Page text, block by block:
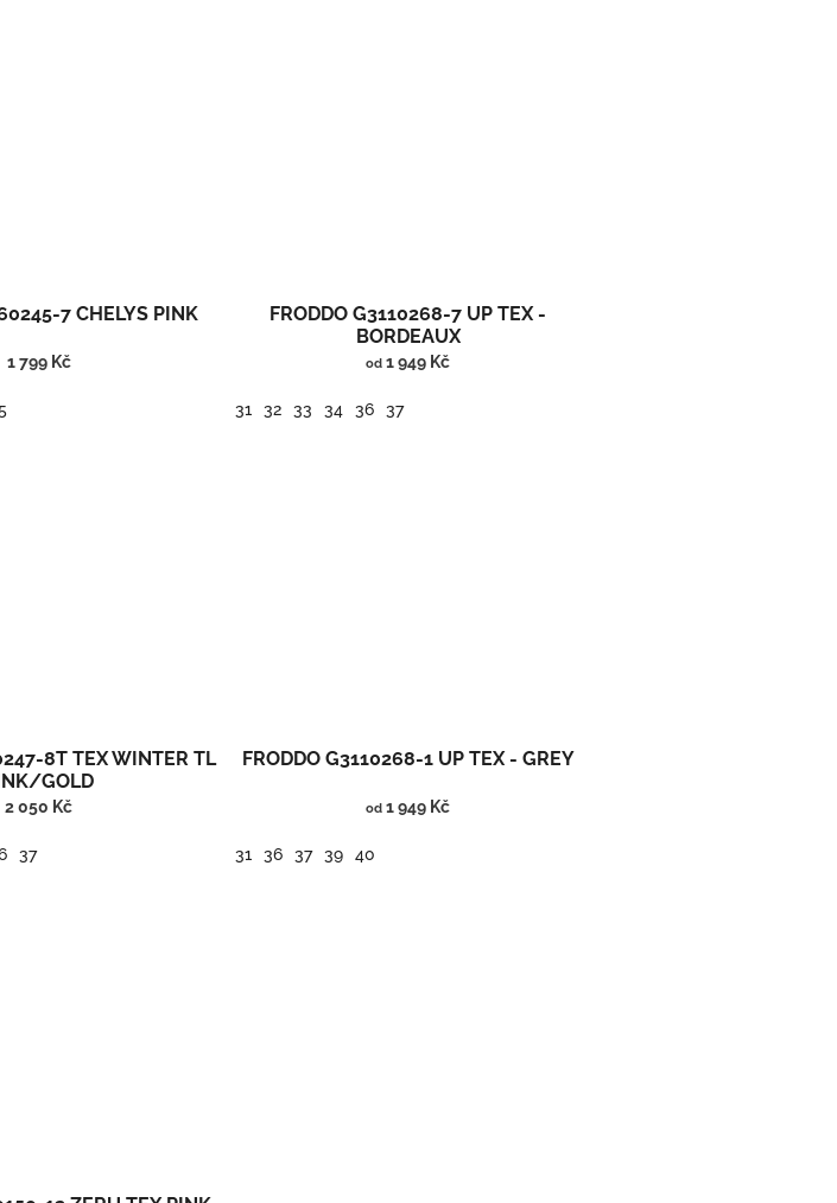
7 CHELYS PINK
1 799 Kč
FRODDO G3110268-7 UP TEX -
BORDEAUX
od 1 949 Kč
31 32 33 34 36 37
8T TEX WINTER TL
GOLD
2 050 Kč
37
FRODDO G3110268-1 UP TEX - GREY
od 1 949 Kč
31 36 37 39 40